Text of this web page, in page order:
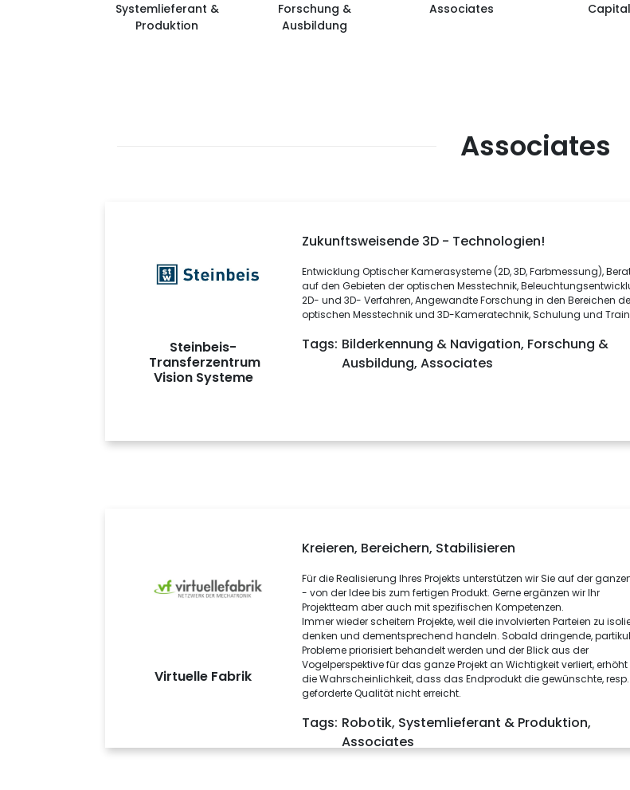
Systemlieferant &
Produktion
Forschung &
Ausbildung
Associates Capital
Associates
Steinbeis-
Transferzentrum
Vision Systeme
Zukunftsweisende 3D - Technologien!
Entwicklung Optischer Kamerasysteme (2D, 3D, Farbmessung),
auf den Gebieten der optischen Messtechnik,
2D- und 3D- Verfahren, Angewandte Forschung in den Bereichen
optischen Messtechnik und 3D-Kameratechnik, Schulung und
Tags: Bilderkennung & Navigation, Forschung &
Ausbildung, Associates
Virtuelle Fabrik
Kreieren, Bereichern, Stabilisieren
Für die Realisierung Ihres Projekts unterstützen wir Sie auf der
- von der Idee bis zum fertigen Produkt. Gerne ergänzen wir Ihr
Projektteam aber auch mit spezifischen Kompetenzen.
Immer wieder scheitern Projekte, weil die involvierten Parteien zu
denken und dementsprechend handeln. Sobald dringende,
Probleme priorisiert behandelt werden und der Blick aus der
Vogelperspektive für das ganze Projekt an Wichtigkeit verliert,
die Wahrscheinlichkeit, dass das Endprodukt die gewünschte, resp.
geforderte Qualität nicht erreicht.
Tags: Robotik, Systemlieferant & Produktion,
Associates